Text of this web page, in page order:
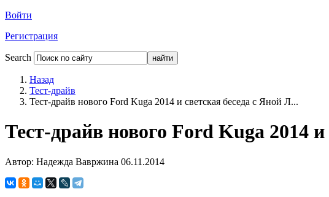
Войти
Регистрация
Search
Назад
Тест-драйв
Тест-драйв нового Ford Kuga 2014 и светская беседа с Яной Л...
Тест-драйв нового Ford Kuga 2014
Автор: Надежда Вавржина 06.11.2014